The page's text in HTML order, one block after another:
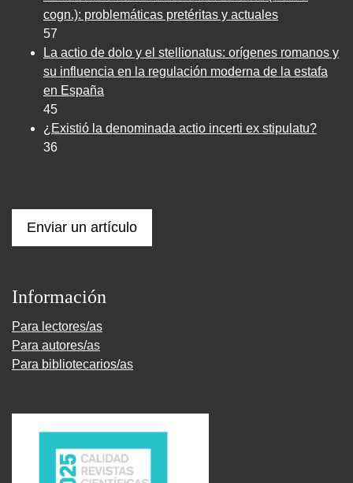
cogn.): problemáticas pretéritas y actuales
57
La actio de dolo y el stellionatus: orígenes romanos y
su influencia en la regulación moderna de la estafa
en España
45
¿Existió la denominada actio incerti ex stipulatu?
36
Enviar un artículo
Información
Para lectores/as
Para autores/as
Para bibliotecarios/as